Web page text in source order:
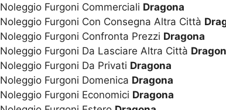
Noleggio Furgoni Commerciali Dragona
Noleggio Furgoni Con Consegna Altra Città
Noleggio Furgoni Confronta Prezzi Dragona
Noleggio Furgoni Da Lasciare Altra Città
Noleggio Furgoni Da Privati Dragona
Noleggio Furgoni Domenica Dragona
Noleggio Furgoni Economici Dragona